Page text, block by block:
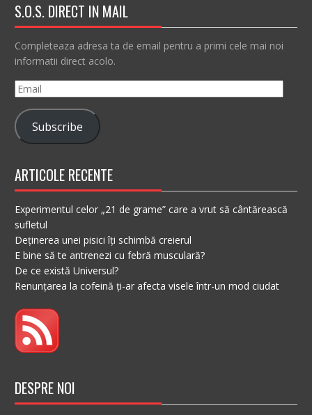
S.O.S. DIRECT IN MAIL
Completeaza adresa ta de email pentru a primi cele mai noi
informatii direct acolo.
Email
Subscribe
ARTICOLE RECENTE
Experimentul celor „21 de grame” care a vrut să cântărească
sufletul
Deținerea unei pisici îți schimbă creierul
E bine să te antrenezi cu febră musculară?
De ce există Universul?
Renunțarea la cofeină ți-ar afecta visele într-un mod ciudat
DESPRE NOI